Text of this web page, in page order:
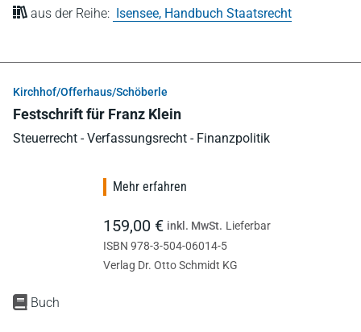
aus der Reihe: Isensee, Handbuch Staatsrecht
Kirchhof/Offerhaus/Schöberle
Festschrift für Franz Klein
Steuerrecht - Verfassungsrecht - Finanzpolitik
Buch
Mehr erfahren
159,00 € inkl. MwSt. Lieferbar
ISBN 978-3-504-06014-5
Verlag Dr. Otto Schmidt KG